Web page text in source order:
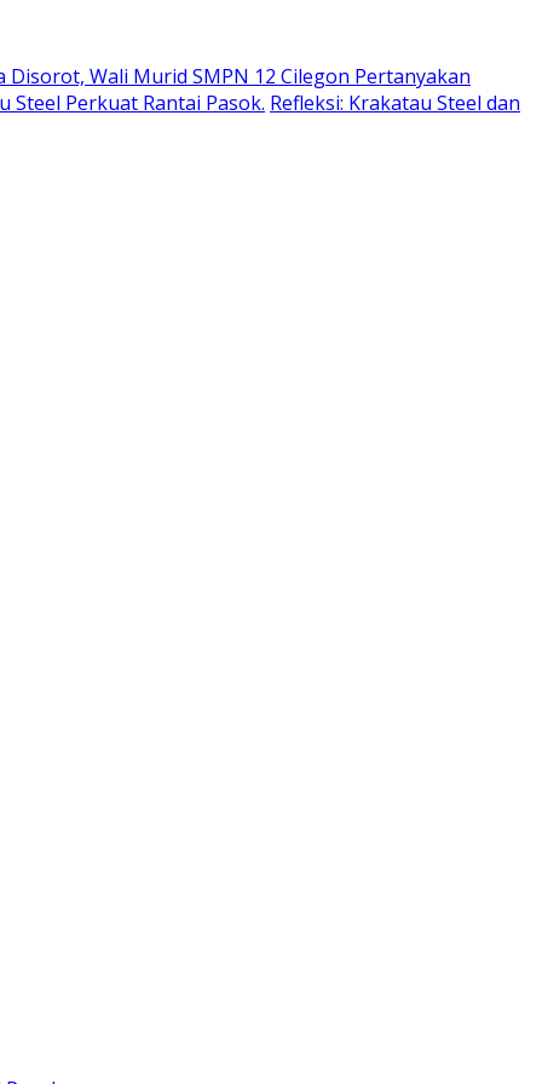
Disorot, Wali Murid SMPN 12 Cilegon Pertanyakan
Steel Perkuat Rantai Pasok. Refleksi: Krakatau Steel dan